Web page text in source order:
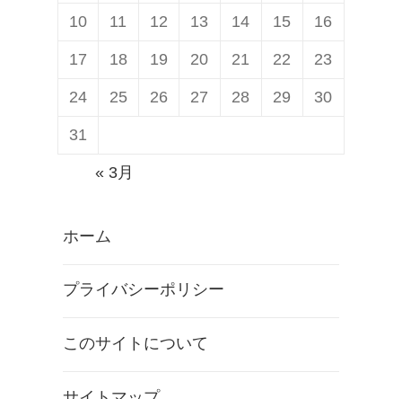
10 11 12 13 14 15 16
17 18 19 20 21 22 23
24 25 26 27 28 29 30
31
« 3月
ホーム
プライバシーポリシー
このサイトについて